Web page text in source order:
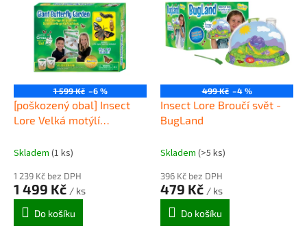
1 599 Kč –6 %
[poškozený obal] Insect
Lore Velká motýlí
Skladem (1 ks)
1 239 Kč bez DPH
1 499 Kč / ks
Do košíku
499 Kč –4 %
Insect Lore Broučí svět -
BugLand
Skladem (>5 ks)
396 Kč bez DPH
479 Kč / ks
Do košíku